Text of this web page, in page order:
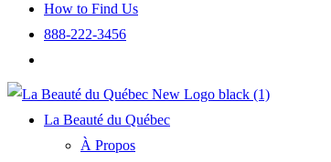
How to Find Us
888-222-3456
La Beauté du Québec
À Propos